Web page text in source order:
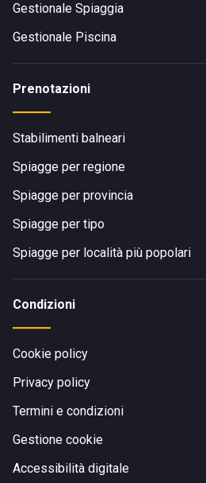
Gestionale Spiaggia
Gestionale Piscina
Prenotazioni
Stabilimenti balneari
Spiagge per regione
Spiagge per provincia
Spiagge per tipo
Spiagge per località più popolari
Condizioni
Cookie policy
Privacy policy
Termini e condizioni
Gestione cookie
Accessibilità digitale